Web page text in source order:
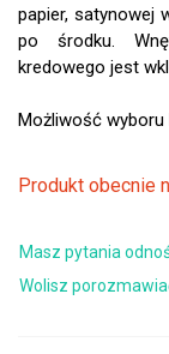
papier, satynowej
po środku.
kredowego jest
Produkt obecnie
Masz pytania
Wolisz